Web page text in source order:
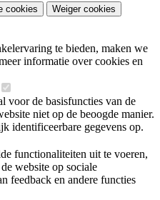
cookies Weiger cookies
te bieden, maken we
informatie over cookies en
voor de basisfuncties van de
niet op de beoogde manier.
identificeerbare gegevens op.
functionaliteiten uit te voeren,
website op sociale
feedback en andere functies